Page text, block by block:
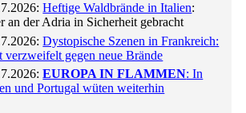
Heftige Waldbrände in Italien:
an der Adria in Sicherheit gebracht
Dystopische Szenen in Frankreich:
verzweifelt gegen neue Brände
EUROPA IN FLAMMEN: In
und Portugal wüten weiterhin